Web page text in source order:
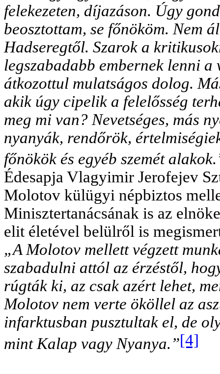
felekezeten, díjazáson. Úgy
beosztottam, se főnököm. Nem
Hadseregtől. Szarok a
legszabadabb embernek lenni
átkozottul mulatságos dolog.
akik úgy cipelik a felelősség
meg mi van? Nevetséges, más
nyanyák, rendőrök,
főnökök és egyéb szemét
Édesapja Vlagyimir Jerofejev
Molotov külügyi népbiztos
Minisztertanácsának is az
elit életével belülről is
„A Molotov mellett végzett
szabadulni attól az érzéstől,
rúgták ki, az csak azért lehet,
Molotov nem verte ököllel az
infarktusban pusztultak el, de
mint Kalap vagy Nyanya.”[4]